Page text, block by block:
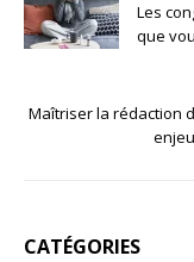
Les
que
Maîtriser la rédaction
CATÉGORIES